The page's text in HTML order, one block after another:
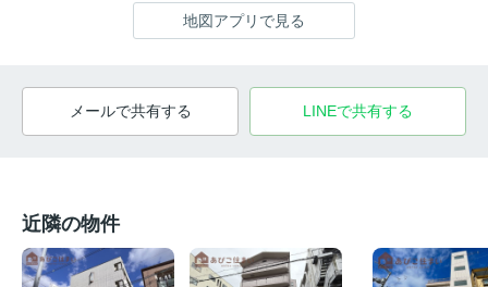
地図アプリで見る
メールで共有する LINEで共有する
近隣の物件